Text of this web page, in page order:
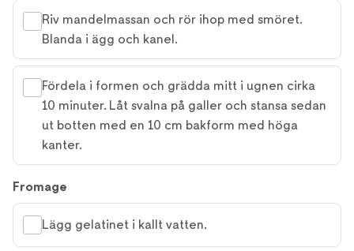
Riv mandelmassan och rör ihop med smöret.
Blanda i ägg och kanel.
Fördela i formen och grädda mitt i ugnen cirka
10 minuter. Låt svalna på galler och stansa sedan
ut botten med en 10 cm bakform med höga
kanter.
Fromage
Lägg gelatinet i kallt vatten.